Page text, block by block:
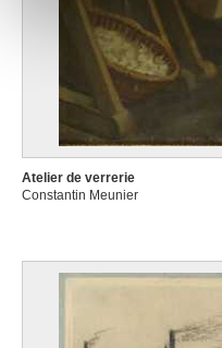
notre site avec nos
publicité et d'analyse,
avec d'autres
ou qu'ils ont collectées
services.
Atelier de verrerie
Constantin Meunier